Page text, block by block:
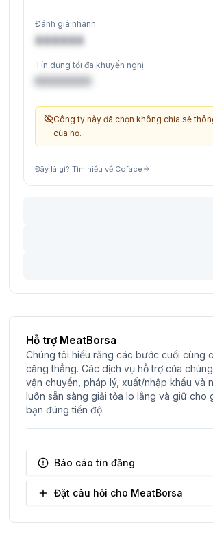
Đánh giá nhanh
XXXXXX
Tín dụng tối đa khuyến nghị
€XXXXXX
Công ty này đã chọn không chia sẻ
của họ.
Đây là gì? Tìm hiểu về Coface
Hỗ trợ MeatBorsa
Chúng tôi hiểu rằng các bước cuối cùng
căng thẳng. Các dịch vụ hỗ trợ của
vận chuyển, pháp lý, xuất/nhập khẩu và
luôn sẵn sàng giải tỏa lo lắng và giữ cho
bạn đúng tiến độ.
Báo cáo tin đăng
Đặt câu hỏi cho MeatBorsa